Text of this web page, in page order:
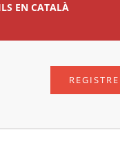
EN CATALÀ